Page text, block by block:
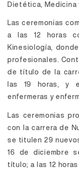
Dietética, Medicina
Las ceremonias
a las 12 horas
Kinesiología,
profesionales.
de título de la
las 19 horas, y
enfermeras y
Las ceremonias
con la carrera de
se titulen 29
16 de diciembre
título; a las 12